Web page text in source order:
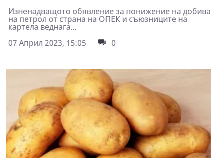
Изненадващото обявление за понижение на добива
на петрол от страна на ОПЕК и съюзниците на
картела веднага...
07 Април 2023, 15:05
0